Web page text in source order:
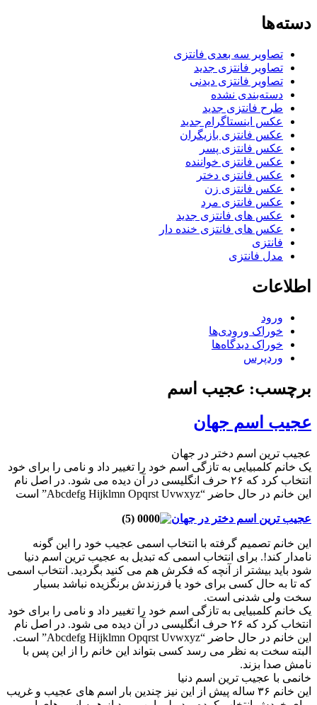
دسته‌ها
تصاویر سه بعدی فانتزی
تصاویر فانتزی جدید
تصاویر فانتزی دیدنی
دسته‌بندی نشده
طرح فانتزی جدید
عکس اینستاگرام جدید
عکس فانتزی بازیگران
عکس فانتزی پسر
عکس فانتزی خواننده
عکس فانتزی دختر
عکس فانتزی زن
عکس فانتزی مرد
عکس های فانتزی جدید
عکس های فانتزی خنده دار
فانتزی
مدل فانتزی
اطلاعات
ورود
خوراک ورودی‌ها
خوراک دیدگاه‌ها
وردپرس
برچسب: عجیب اسم
عجیب اسم جهان
عجیب ترین اسم دختر در جهان
یک خانم کلمبیایی به تازگی اسم خود را تغییر داد و نامی را برای خود
انتخاب کرد که ۲۶ حرف انگلیسی در آن دیده می شود. در اصل نام
این خانم در حال حاضر “Abcdefg Hijklmn Opqrst Uvwxyz” است
عجیب ترین اسم دختر در جهان
این خانم تصمیم گرفته با انتخاب اسمی عجیب خود را این گونه
نامدار کند!. برای انتخاب اسمی که تبدیل به عجیب ترین اسم دنیا
شود باید بیشتر از آنچه که فکرش هم می کنید بگردید. انتخاب اسمی
که تا به حال کسی برای خود یا فرزندش برنگزیده نباشد بسیار
سخت ولی شدنی است.
یک خانم کلمبیایی به تازگی اسم خود را تغییر داد و نامی را برای خود
انتخاب کرد که ۲۶ حرف انگلیسی در آن دیده می شود. در اصل نام
این خانم در حال حاضر “Abcdefg Hijklmn Opqrst Uvwxyz” است.
البته سخت به نظر می رسد کسی بتواند این خانم را از این پس با
نامش صدا بزند.
خانمی با عجیب ترین اسم دنیا
این خانم ۳۶ ساله پیش از این نیز چندین بار اسم های عجیب و غریب